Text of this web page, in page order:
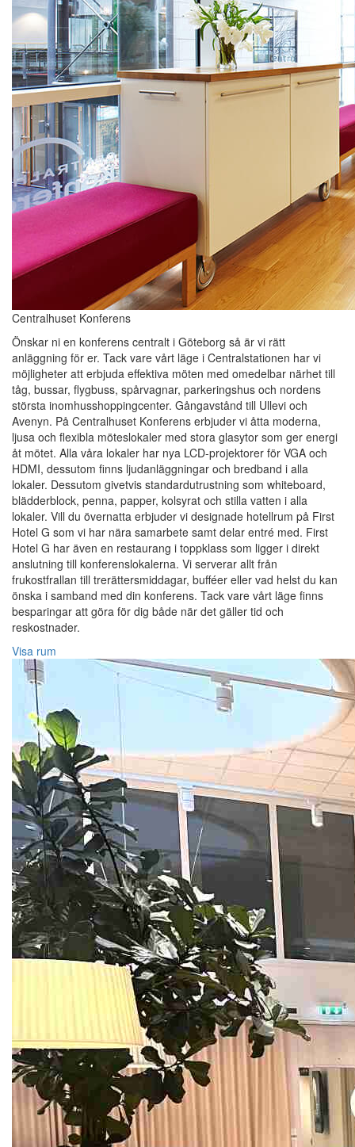
Centralhuset Konferens
Önskar ni en konferens centralt i Göteborg så är vi rätt
anläggning för er. Tack vare vårt läge i Centralstationen har vi
möjligheter att erbjuda effektiva möten med omedelbar närhet till
tåg, bussar, flygbuss, spårvagnar, parkeringshus och nordens
största inomhusshoppingcenter. Gångavstånd till Ullevi och
Avenyn. På Centralhuset Konferens erbjuder vi åtta moderna,
ljusa och flexibla möteslokaler med stora glasytor som ger energi
åt mötet. Alla våra lokaler har nya LCD-projektorer för VGA och
HDMI, dessutom finns ljudanläggningar och bredband i alla
lokaler. Dessutom givetvis standardutrustning som whiteboard,
blädderblock, penna, papper, kolsyrat och stilla vatten i alla
lokaler. Vill du övernatta erbjuder vi designade hotellrum på First
Hotel G som vi har nära samarbete samt delar entré med. First
Hotel G har även en restaurang i toppklass som ligger i direkt
anslutning till konferenslokalerna. Vi serverar allt från
frukostfrallan till trerättersmiddagar, bufféer eller vad helst du kan
önska i samband med din konferens. Tack vare vårt läge finns
besparingar att göra för dig både när det gäller tid och
reskostnader.
Visa rum